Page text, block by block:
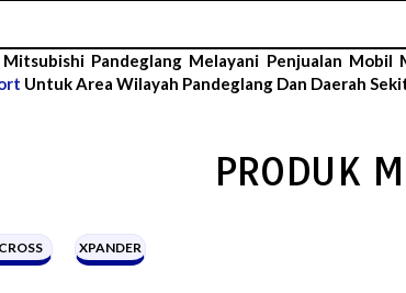
Pandeglang Melayani Penjualan Mobil
Untuk Area Wilayah Pandeglang Dan Daerah
PRODUK
XPANDER